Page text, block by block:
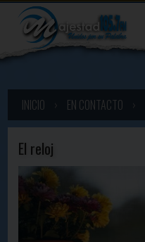
INICIO EN CONTACTO
El reloj